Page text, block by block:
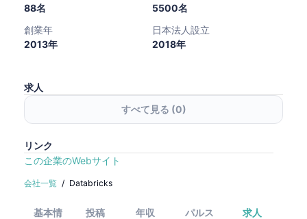
88名
5500名
創業年
2013年
日本法人設立
2018年
求人
すべて見る (0)
リンク
この企業のWebサイト
会社一覧 / Databricks
基本情
投稿
年収
パルス
求人